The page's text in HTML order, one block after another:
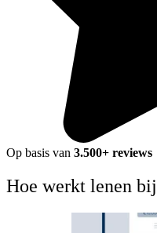
Op basis van 3.500+ reviews
Hoe werkt lenen